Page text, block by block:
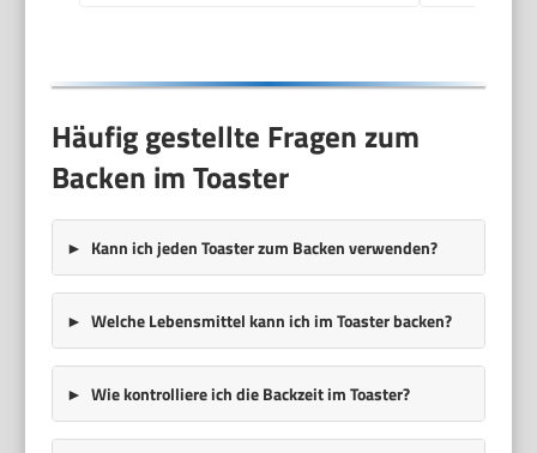
Häufig gestellte Fragen zum
Backen im Toaster
Kann ich jeden Toaster zum Backen verwenden?
Welche Lebensmittel kann ich im Toaster backen?
Wie kontrolliere ich die Backzeit im Toaster?